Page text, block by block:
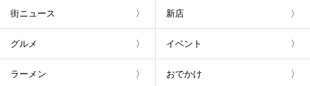
街ニュース 新店
グルメ イベント
ラーメン おでかけ